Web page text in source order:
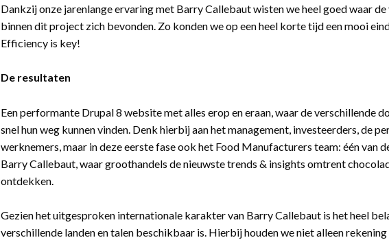
Dankzij onze jarenlange ervaring met Barry Callebaut wisten we heel goed waar
binnen dit project zich bevonden. Zo konden we op een heel korte tijd een mooi
Efficiency is key!
De resultaten
Een performante Drupal 8 website met alles erop en eraan, waar de verschillende
snel hun weg kunnen vinden. Denk hierbij aan het management, investeerders, de
werknemers, maar in deze eerste fase ook het Food Manufacturers team: één van
Barry Callebaut, waar groothandels de nieuwste trends & insights omtrent
ontdekken.
Gezien het uitgesproken internationale karakter van Barry Callebaut is het heel
verschillende landen en talen beschikbaar is. Hierbij houden we niet alleen